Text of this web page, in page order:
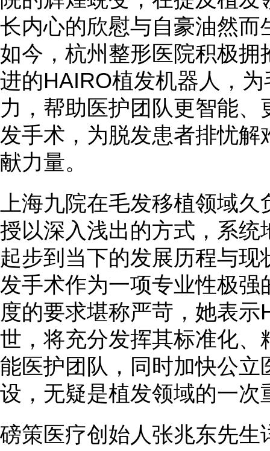
长内心的欣慰与自豪油然
如今，杭州整形医院积极
进的HAIRO植发机器人，
力，帮助医护团队更智能
发手术，为脱发患者排忧
献力量。
上海九院在毛发移植领域
授以深入浅出的方式，系
起步到当下的发展历程与
发手术作为一项专业性极
度的要求堪称严苛，她表
世，将充分发挥其标准化
能医护团队，同时加快公
设，无疑是植发领域的一次
磅策医疗创始人张兆东先